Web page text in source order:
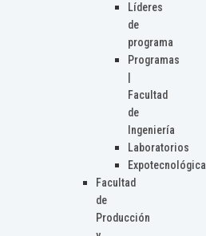
Líderes
de
programa
Programas
Facultad
de
Ingeniería
Laboratorios
Expotecnológica
Facultad
de
Producción